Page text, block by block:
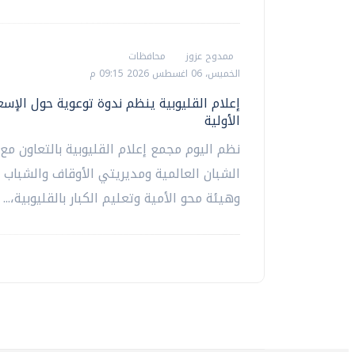
ممدوح عزوز
محافظات
الخميس، 06 اغسطس 2026 09:15 م
إعلام القليوبية ينظم ندوة توعوية حول
الأولية
نظم اليوم مجمع إعلام القليوبية بالتعاون
الشبان العالمية ومديريتي الأوقاف والشباب
وهيئة محو الأمية وتعليم الكبار بالقليوبية،...